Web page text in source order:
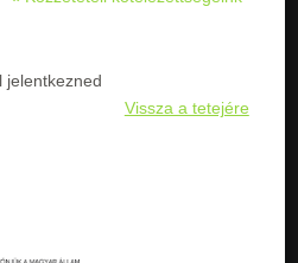
jelentkezned
Vissza a tetejére